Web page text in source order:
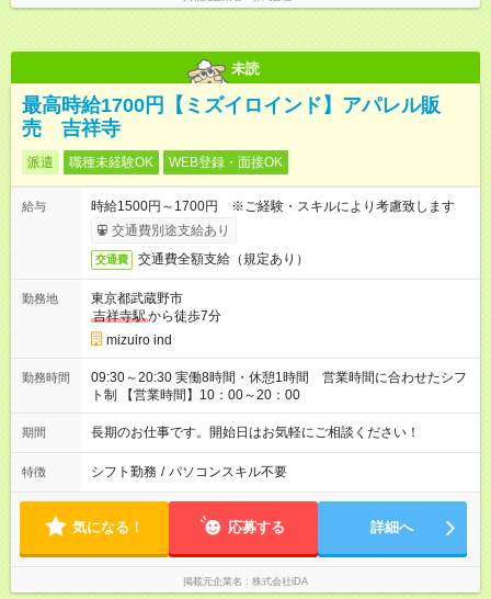
未読
最高時給1700円【ミズイロインド】アパレル販
売 吉祥寺
派遣 職種未経験OK WEB登録・面接OK
給与
時給1500円～1700円 ※ご経験・スキルにより考慮致します
交通費別途支給あり
交通費 交通費全額支給（規定あり）
勤務地
東京都武蔵野市
吉祥寺駅から徒歩7分
mizuiro ind
勤務時間
09:30～20:30 実働8時間・休憩1時間 営業時間に合わせたシフ
ト制 【営業時間】10：00～20：00
期間 長期のお仕事です。開始日はお気軽にご相談ください！
特徴 シフト勤務 / パソコンスキル不要
気になる！ 応募する 詳細へ
掲載元企業名 株式会社iDA